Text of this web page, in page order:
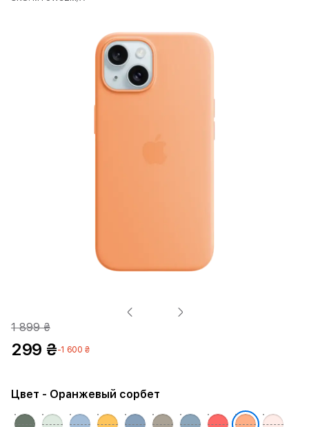
1 899 ₴
299 ₴-1 600 ₴
Цвет - Оранжевый сорбет